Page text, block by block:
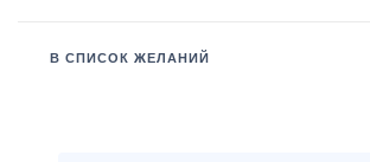
В СПИСОК ЖЕЛАНИЙ